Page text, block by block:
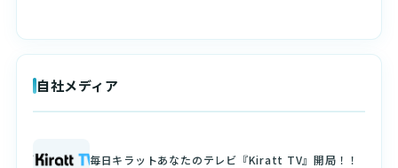
自社メディア
毎日キラットあなたのテレビ『Kiratt TV』開局！！